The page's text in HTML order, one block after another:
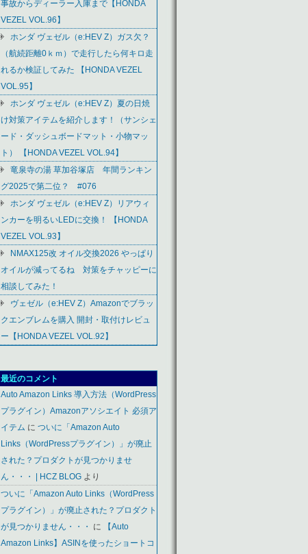
事故からディーラー入庫まで【HONDA
VEZEL VOL.96】
ホンダ ヴェゼル（e:HEV Z）ガス欠？
（航続距離0ｋｍ）で走行したら何キロ走
れるか検証してみた 【HONDA VEZEL
VOL.95】
ホンダ ヴェゼル（e:HEV Z）夏の日焼
け対策アイテムを紹介します！（サンシェ
ード・ダッシュボードマット・小物マッ
ト） 【HONDA VEZEL VOL.94】
竜泉寺の湯 草加谷塚店 年間ランキン
グ2025で第二位？ #076
ホンダ ヴェゼル（e:HEV Z）リアウィ
ンカーを明るいLEDに交換！ 【HONDA
VEZEL VOL.93】
NMAX125改 オイル交換2026 やっぱり
オイルが減ってるね 対策をチャッピーに
相談してみた！
ヴェゼル（e:HEV Z）Amazonでブラッ
クエンブレムを購入 開封・取付けレビュ
ー【HONDA VEZEL VOL.92】
最近のコメント
Auto Amazon Links 導入方法（WordPress
プラグイン）Amazonアソシエイト 必須ア
イテム に ついに「Amazon Auto
Links（WordPressプラグイン）」が廃止
された？プロダクトが見つかりませ
ん・・・ | HCZ BLOG より
ついに「Amazon Auto Links（WordPress
プラグイン）」が廃止された？プロダクト
が見つかりません・・・
に
【Auto
Amazon Links】ASINを使ったショートコ